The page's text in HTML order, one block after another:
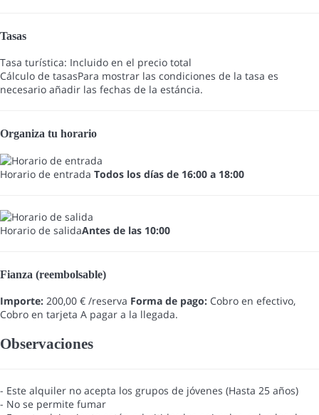
Tasas
Tasa turística: Incluido en el precio total
Cálculo de tasasPara mostrar las condiciones de la tasa es
necesario añadir las fechas de la estáncia.
Organiza tu horario
Horario de entrada Todos los días de 16:00 a 18:00
Horario de salidaAntes de las 10:00
Fianza (reembolsable)
Importe: 200,00 € /reserva Forma de pago: Cobro en efectivo,
Cobro en tarjeta A pagar a la llegada.
Observaciones
- Este alquiler no acepta los grupos de jóvenes (Hasta 25 años)
- No se permite fumar